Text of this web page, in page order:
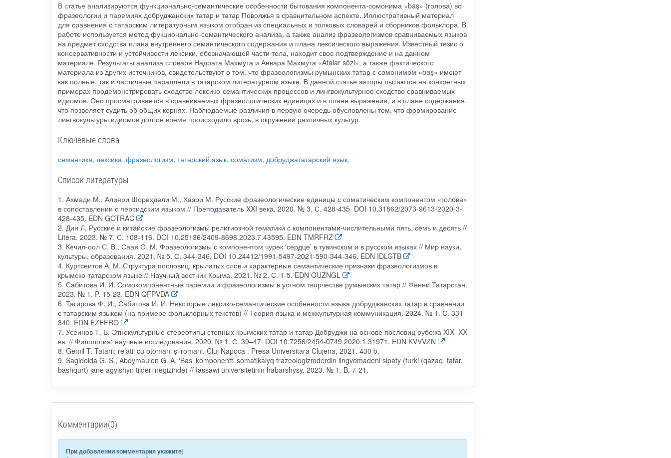
В статье анализируются функционально-семантические особенности бытования компонента-сомонима «baş» (голова) во
фразеологии и паремиях добруджанских татар и татар Поволжья в сравнительном аспекте. Иллюстративный материал
для сравнения с татарским литературным языком отобран из специальных и толковых словарей и сборников фольклора. В
работе используется метод фукционально-семантического анализа, а также анализ фразеологизмов сравниваемых языков
на предмет сходства плана внутреннего семантического содержания и плана лексического выражения. Известный тезис о
консервативности и устойчивости лексики, обозначающей части тела, находит свое подтверждение и на данном
материале. Результаты анализа словаря Надрата Махмута и Анвара Махмута «Atalar sözi», а также фактического
материала из других источников, свидетельствуют о том, что фразеологизмы румынских татар с сомонимом «baş» имеют
как полные, так и частичные параллели в татарском литературном языке. В данной статье авторы пытаются на конкретных
примерах продемонстрировать сходство лексико-семантических процессов и лингвокультурное сходство сравниваемых
идиомов. Оно просматривается в сравниваемых фразеологических единицах и в плане выражения, и в плане содержания,
что позволяет судить об общих корнях. Наблюдаемые различия в первую очередь обусловлены тем, что формирование
лингвокультуры идиомов долгое время происходило врозь, в окружении различных культур.
Ключевые слова
семантика, лексика, фразеологизм, татарский язык, соматизм, добруджататарский язык.
Список литературы
1. Ахмади М., Алияри Шорехдели М., Хаэри М. Русские фразеологические единицы с соматическим компонентом «голова»
в сопоставлении с персидским языком // Преподаватель XXI века. 2020. № 3. С. 428-435. DOI 10.31862/2073-9613-2020-3-
428-435. EDN GOTRAC
2. Дин Л. Русские и китайские фразеологизмы религиозной тематики с компонентами-числительными пять, семь и десять //
Litera. 2023. № 7. С. 108-116. DOI 10.25136/2409-8698.2023.7.43595. EDN TMRFRZ
3. Кечил-оол С. В., Саая О. М. Фразеологизмы с компонентом чурек ‘сердце’ в тувинском и в русском языках // Мир науки,
культуры, образования. 2021. № 5. С. 344-346. DOI 10.24412/1991-5497-2021-590-344-346. EDN IDLGTB
4. Куртсеитов А. М. Структура пословиц, крылатых слов и характерные семантические признаки фразеологизмов в
крымско-татарском языке // Научный вестник Крыма. 2021. № 2. С. 1-5. EDN OUZNGL
5. Сабитова И. И. Сомокомпонентные паремии и фразеологизмы в устном творчестве румынских татар // Фәнни Татарстан.
2023. № 1. P. 15-23. EDN QFPVDA
6. Тагирова Ф. И., Сабитова И. И. Некоторые лексико-семантические особенности языка добруджанских татар в сравнении
с татарским языком (на примере фольклорных текстов) // Теория языка и межкультурная коммуникация. 2024. № 1. С. 331-
340. EDN FZFFRO
7. Усеинов Т. Б. Этнокультурные стереотипы степных крымских татар и татар Добруджи на основе пословиц рубежа XIX–XX
вв. // Филология: научные исследования. 2020. № 1. С. 39–47. DOI 10.7256/2454-0749.2020.1.31971. EDN KVVVZN
8. Gemil T. Tatarii: relatii cu otomani şi romani. Cluj Napoca : Presa Universitara Clujena, 2021. 430 b.
9. Sagidolda G. S., Abdymaulen G. A. ‘Bas’ komponentti somatikalyq frazeologizmderdin lingvomadeni sipaty (turki (qazaq, tatar,
bashqurt) jane agylshyn tilderi negizinde) // Iassawi universitetinin habarshysy. 2023. № 1. B. 7-21.
Комментарии(0)
При добавлении комментария укажите: